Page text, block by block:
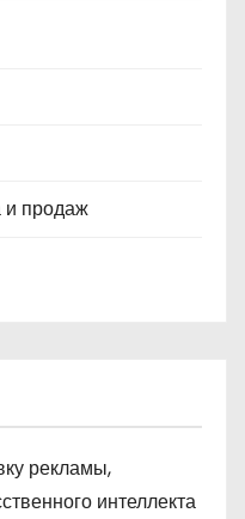
и продаж
рекламы,
интеллекта